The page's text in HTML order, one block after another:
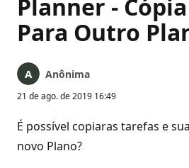
Planner -
Para Outro
Anônima
21 de ago. de 2019 16:49
É possível copiaras tarefas e
novo Plano?